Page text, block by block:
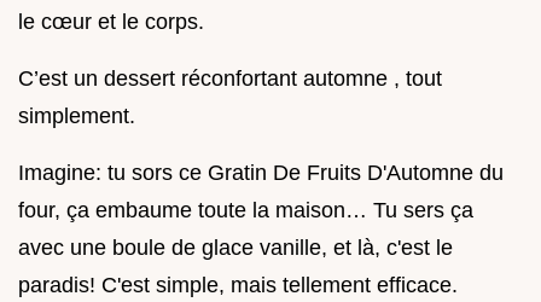
le cœur et le corps.
C’est un dessert réconfortant automne , tout
simplement.
Imagine: tu sors ce Gratin De Fruits D'Automne du
four, ça embaume toute la maison… Tu sers ça
avec une boule de glace vanille, et là, c'est le
paradis! C'est simple, mais tellement efficace.